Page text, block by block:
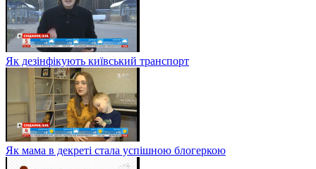
Як дезінфікують київський транспорт
Як мама в декреті стала успішною блогеркою